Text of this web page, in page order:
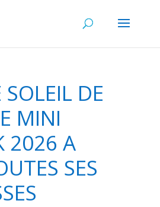
DE
MINI
2026 A
SES